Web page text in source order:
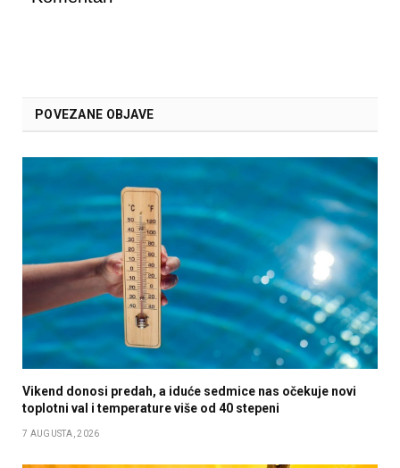
POVEZANE OBJAVE
Vikend donosi predah, a iduće sedmice nas očekuje novi
toplotni val i temperature više od 40 stepeni
7 AUGUSTA, 2026